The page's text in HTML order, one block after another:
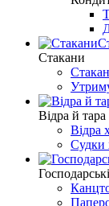
Стакани
Відра й тара
Відра
Судки